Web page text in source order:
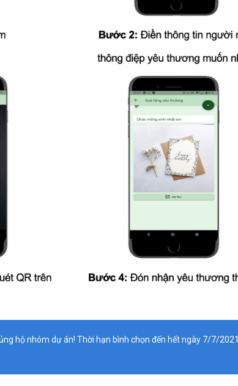
hộ nhóm dự án! Thời hạn bình chọn đến hết ngày 7/7/2021